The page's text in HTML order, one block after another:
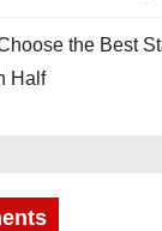
the Best
Half